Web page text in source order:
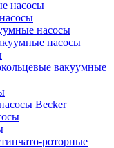
насосы
насосы
насосы
вакуумные
Becker
роторные